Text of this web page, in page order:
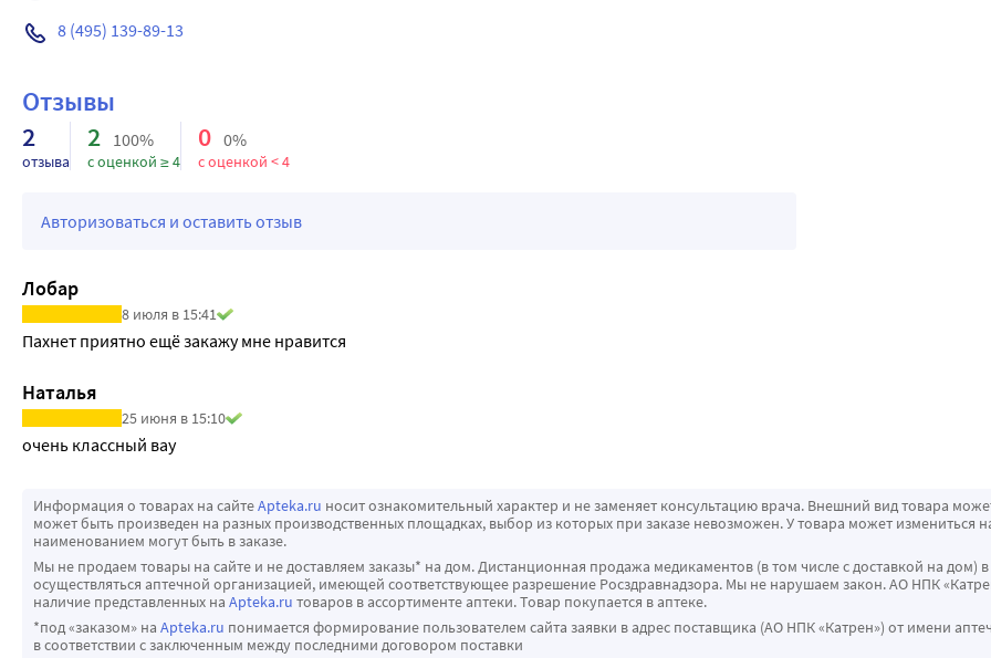
8 (495) 139-89-13
Отзывы
2
отзыва
2 100%
с оценкой ≥ 4
0 0%
с оценкой < 4
Авторизоваться и оставить отзыв
Лобар
8 июля в 15:41
Пахнет приятно ещё закажу мне нравится
Наталья
25 июня в 15:10
очень классный вау
Информация о товарах на сайтеApteka.ru носит ознакомительный характер и не заменяет консультацию врача. Внешний вид товара
может быть произведен на разных производственных площадках, выбор из которых при заказе невозможен. У товара может измениться
наименованием могут быть в заказе.
Мы не продаем товары на сайте и не доставляем заказы* на дом. Дистанционная продажа медикаментов (в том числе с доставкой на дом) в
осуществляться аптечной организацией, имеющей соответствующее разрешение Росздравнадзора. Мы не нарушаем закон. АО НПК
наличие представленных на Apteka.ru товаров в ассортименте аптеки. Товар покупается в аптеке.
*под «заказом» на Apteka.ru понимается формирование пользователем сайта заявки в адрес поставщика (АО НПК «Катрен») от имени
в соответствии с заключенным между последними договором поставки